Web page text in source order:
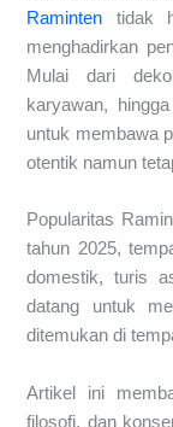
Raminten tidak
menghadirkan
Mulai dari
karyawan,
untuk membawa
otentik namun
Popularitas
tahun 2025,
domestik, turis
datang untuk
ditemukan di
Artikel ini
filosofi, dan